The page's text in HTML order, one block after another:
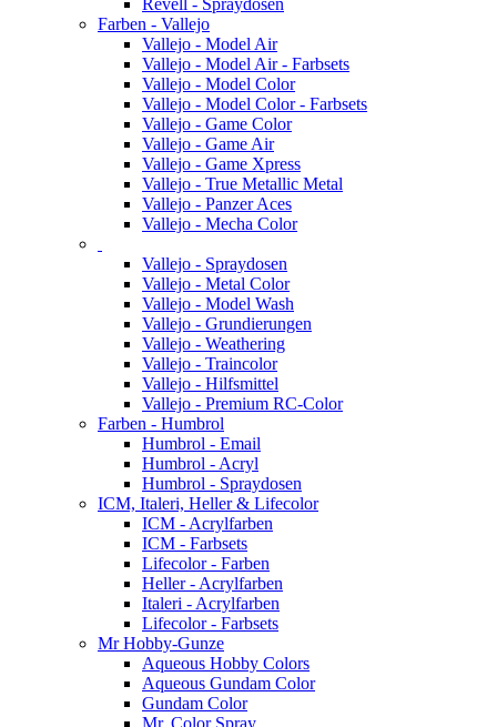
Revell - Spraydosen
Farben - Vallejo
Vallejo - Model Air
Vallejo - Model Air - Farbsets
Vallejo - Model Color
Vallejo - Model Color - Farbsets
Vallejo - Game Color
Vallejo - Game Air
Vallejo - Game Xpress
Vallejo - True Metallic Metal
Vallejo - Panzer Aces
Vallejo - Mecha Color
Vallejo - Spraydosen
Vallejo - Metal Color
Vallejo - Model Wash
Vallejo - Grundierungen
Vallejo - Weathering
Vallejo - Traincolor
Vallejo - Hilfsmittel
Vallejo - Premium RC-Color
Farben - Humbrol
Humbrol - Email
Humbrol - Acryl
Humbrol - Spraydosen
ICM, Italeri, Heller & Lifecolor
ICM - Acrylfarben
ICM - Farbsets
Lifecolor - Farben
Heller - Acrylfarben
Italeri - Acrylfarben
Lifecolor - Farbsets
Mr Hobby-Gunze
Aqueous Hobby Colors
Aqueous Gundam Color
Gundam Color
Mr. Color Spray